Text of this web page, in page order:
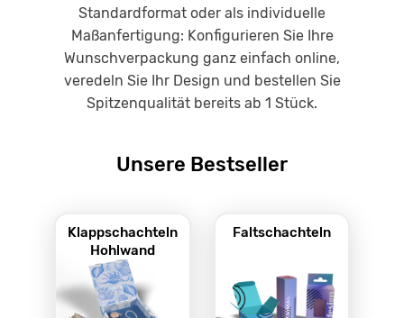
Standardformat oder als individuelle
Maßanfertigung: Konfigurieren Sie Ihre
Wunschverpackung ganz einfach online,
veredeln Sie Ihr Design und bestellen Sie
Spitzenqualität bereits ab 1 Stück.
Unsere Bestseller
Klappschachteln
Hohlwand
Faltschachteln